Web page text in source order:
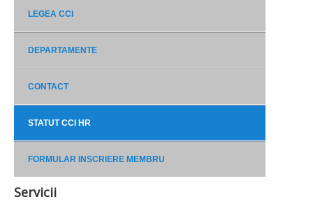
CURTEA DE ARBITRAJ COMERCIAL
LEGEA CCI
DEPARTAMENTE
CONTACT
STATUT CCI HR
FORMULAR INSCRIERE MEMBRU
Servicii